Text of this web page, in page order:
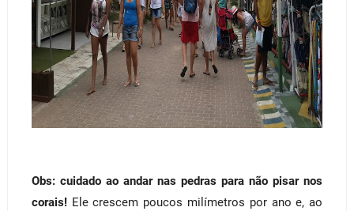
Obs: cuidado ao andar nas pedras para não pisar nos
corais! Ele crescem poucos milímetros por ano e, ao